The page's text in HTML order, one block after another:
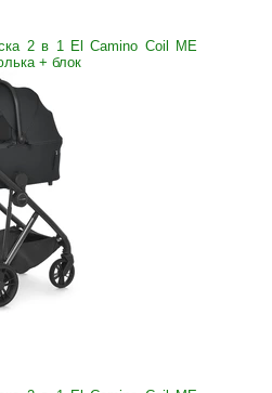
2 в 1 El Camino Coil ME
+ блок